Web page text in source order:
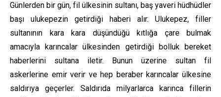
Günlerden bir gün, fil ülkesinin sultanı, baş yaveri hüdhüdler
başı ulukepezin getirdiği haberi alır. Ulukepez, filler
sultanının kara kara düşündüğü kıtlığa çare bulmak
amacıyla karıncalar ülkesinden getirdiği bolluk bereket
haberlerini sultana iletir. Bunun üzerine sultan fil
askerlerine emir verir ve hep beraber karıncalar ülkesine
saldırıya geçerler. Saldırıda milyarlarca karınca fillerin